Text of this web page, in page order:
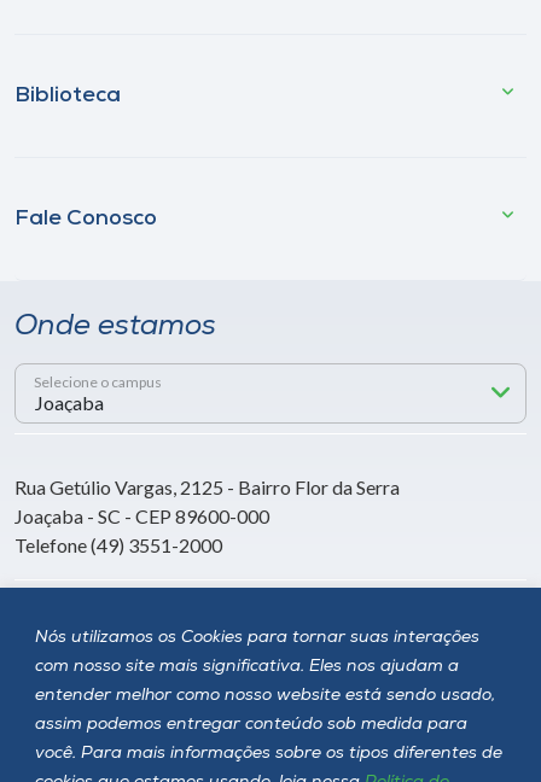
Nós utilizamos os Cookies para tornar suas interações
com nosso site mais significativa. Eles nos ajudam a
entender melhor como nosso website está sendo usado,
assim podemos entregar conteúdo sob medida para
você. Para mais informações sobre os tipos diferentes de
Biblioteca
Fale Conosco
Onde estamos
Selecione o campus
Rua Getúlio Vargas, 2125 - Bairro Flor da Serra
Joaçaba - SC - CEP 89600-000
Telefone (49) 3551-2000
Siga a Unoesc